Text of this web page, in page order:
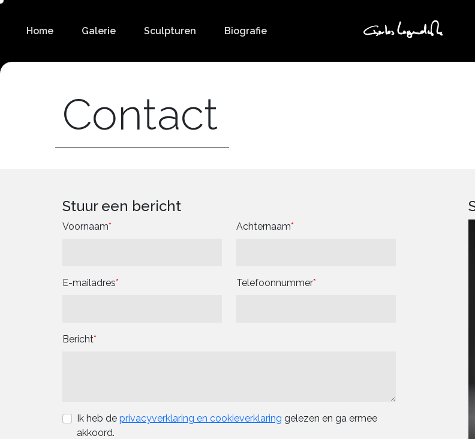
Home Galerie Sculpturen Biografie
Contact
Stuur een bericht
Voornaam Achternaam
E-mailadres Telefoonnummer
Bericht
Ik heb de privacyverklaring en cookieverklaring gelezen en ga ermee
akkoord.